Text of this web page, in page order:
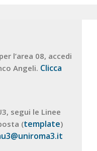
l’area 08, accedi
Angeli. Clicca
segui le Linee
(template)